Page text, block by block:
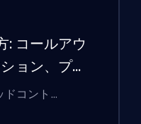
コールアウ
ョン、プレ
ドコント…